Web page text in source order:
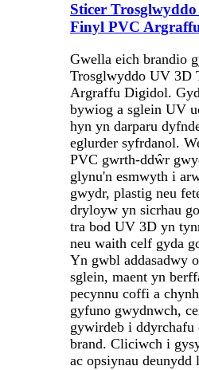
Sticer
Finyl PVC
Gwella eich brandio
Trosglwyddo UV 3D
Argraffu Digidol.
bywiog a sglein UV
hyn yn darparu
eglurder syfrdanol.
PVC gwrth-ddŵr
glynu'n esmwyth i
gwydr, plastig neu
dryloyw yn sicrhau
tra bod UV 3D yn
neu waith celf gyda
Yn gwbl addasadwy
sglein, maent yn
pecynnu coffi a
gyfuno gwydnwch,
gywirdeb i
brand. Cliciwch i
ac opsiynau deunydd